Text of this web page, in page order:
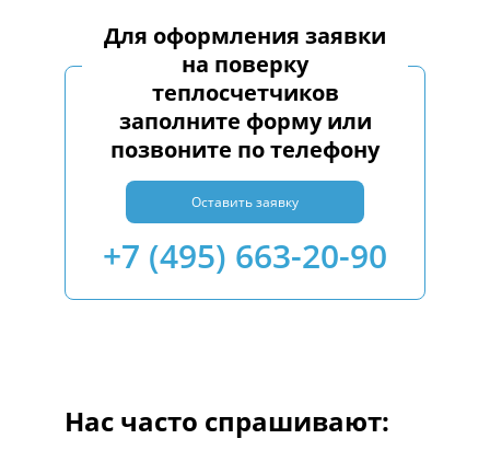
Для оформления заявки
на поверку
теплосчетчиков
заполните форму или
позвоните по телефону
Оставить заявку
+7 (495) 663-20-90
Нас часто спрашивают: